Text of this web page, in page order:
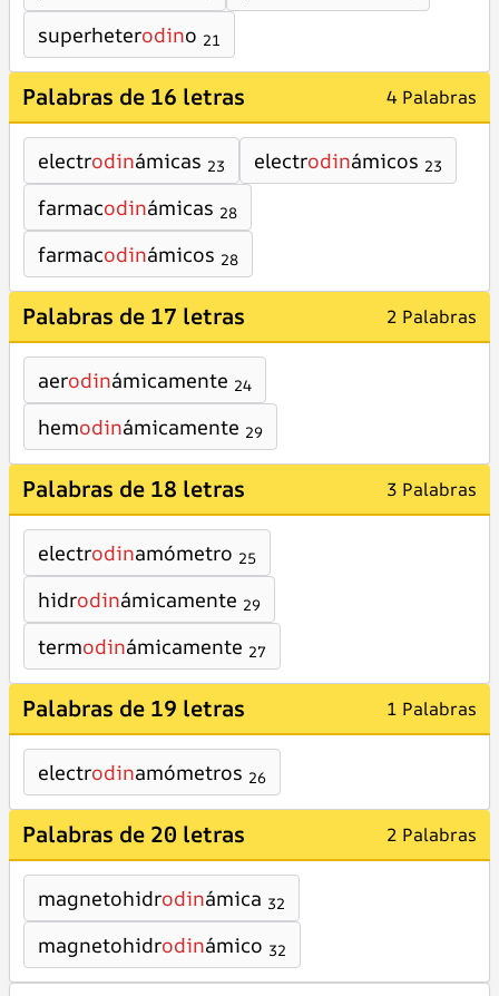
superheterodino 21
Palabras de 16 letras 4 Palabras
electrodinámicas 23 electrodinámicos 23
farmacodinámicas 28
farmacodinámicos 28
Palabras de 17 letras 2 Palabras
aerodinámicamente 24
hemodinámicamente 29
Palabras de 18 letras 3 Palabras
electrodinamómetro 25
hidrodinámicamente 29
termodinámicamente 27
Palabras de 19 letras 1 Palabras
electrodinamómetros 26
Palabras de 20 letras 2 Palabras
magnetohidrodinámica 32
magnetohidrodinámico 32